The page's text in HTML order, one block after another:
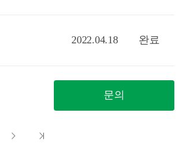
2022.04.18 완료
문의